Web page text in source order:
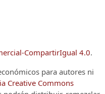
CompartirIgual 4.0.
para autores ni
Creative Commons